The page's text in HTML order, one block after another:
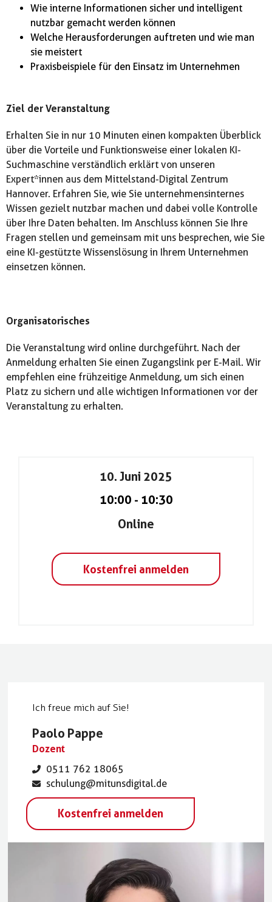
Wie interne Informationen sicher und intelligent
nutzbar gemacht werden können
Welche Herausforderungen auftreten und wie man
sie meistert
Praxisbeispiele für den Einsatz im Unternehmen
Ziel der Veranstaltung
Erhalten Sie in nur 10 Minuten einen kompakten Überblick
über die Vorteile und Funktionsweise einer lokalen KI-
Suchmaschine verständlich erklärt von unseren
Expert*innen aus dem Mittelstand-Digital Zentrum
Hannover. Erfahren Sie, wie Sie unternehmensinternes
Wissen gezielt nutzbar machen und dabei volle Kontrolle
über Ihre Daten behalten. Im Anschluss können Sie Ihre
Fragen stellen und gemeinsam mit uns besprechen, wie Sie
eine KI-gestützte Wissenslösung in Ihrem Unternehmen
einsetzen können.
Organisatorisches
Die Veranstaltung wird online durchgeführt. Nach der
Anmeldung erhalten Sie einen Zugangslink per E-Mail. Wir
empfehlen eine frühzeitige Anmeldung, um sich einen
Platz zu sichern und alle wichtigen Informationen vor der
Veranstaltung zu erhalten.
10. Juni 2025
10:00 - 10:30
Online
Kostenfrei anmelden
Ich freue mich auf Sie!
Paolo Pappe
Dozent
0511 762 18065
schulung@mitunsdigital.de
Kostenfrei anmelden